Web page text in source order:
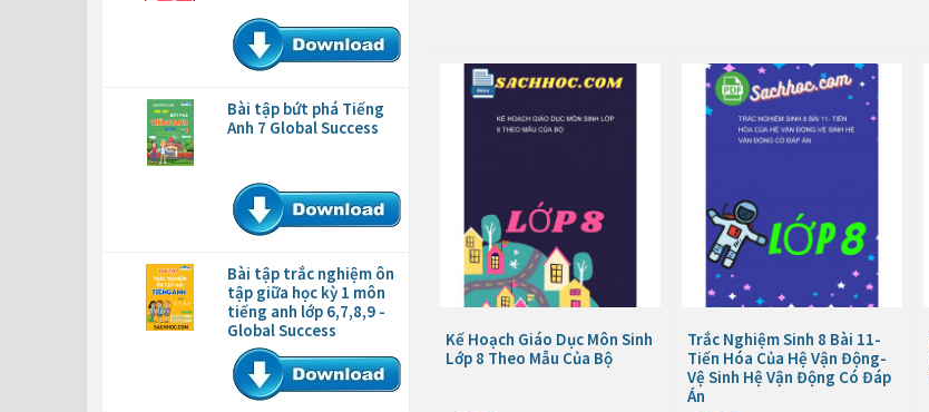
Bài tập bứt phá Tiếng
Anh 7 Global Success
Bài tập trắc nghiệm ôn
tập giữa học kỳ 1 môn
tiếng anh lớp 6,7,8,9 -
Global Success
Kế Hoạch Giáo Dục Môn Sinh
Lớp 8 Theo Mẫu Của Bộ
Trắc Nghiệm Sinh 8 Bài 11-
Tiến Hóa Của Hệ Vận Động-
Vệ Sinh Hệ Vận Động Có Đáp
Án